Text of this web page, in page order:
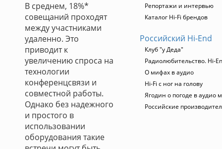
В среднем, 18%*
совещаний проходят
между участниками
удаленно. Это
приводит к
увеличению спроса на
технологии
конференцсвязи и
совместной работы.
Однако без надежного
и простого в
использовании
оборудования такие
Репортажи и интервью
Каталог Hi-Fi брендов
Российский Hi-End
Клуб "у Деда"
Радиолюбительство. Hi-
О мифах в аудио
Hi-Fi с ног на голову
Ягодин о погоде в аудио
Российские